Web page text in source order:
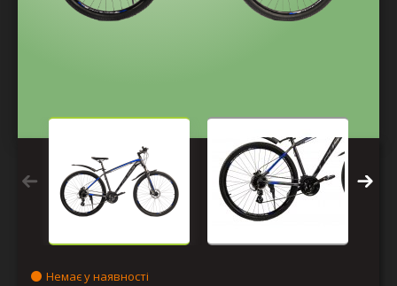
Немає у наявності